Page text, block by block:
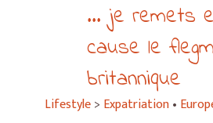
... je remets
cause le
britannique
Lifestyle> Expatriation•